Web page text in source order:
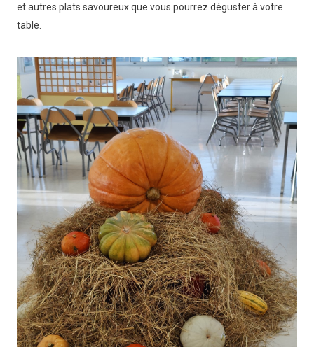
et autres plats savoureux que vous pourrez déguster à votre
table.